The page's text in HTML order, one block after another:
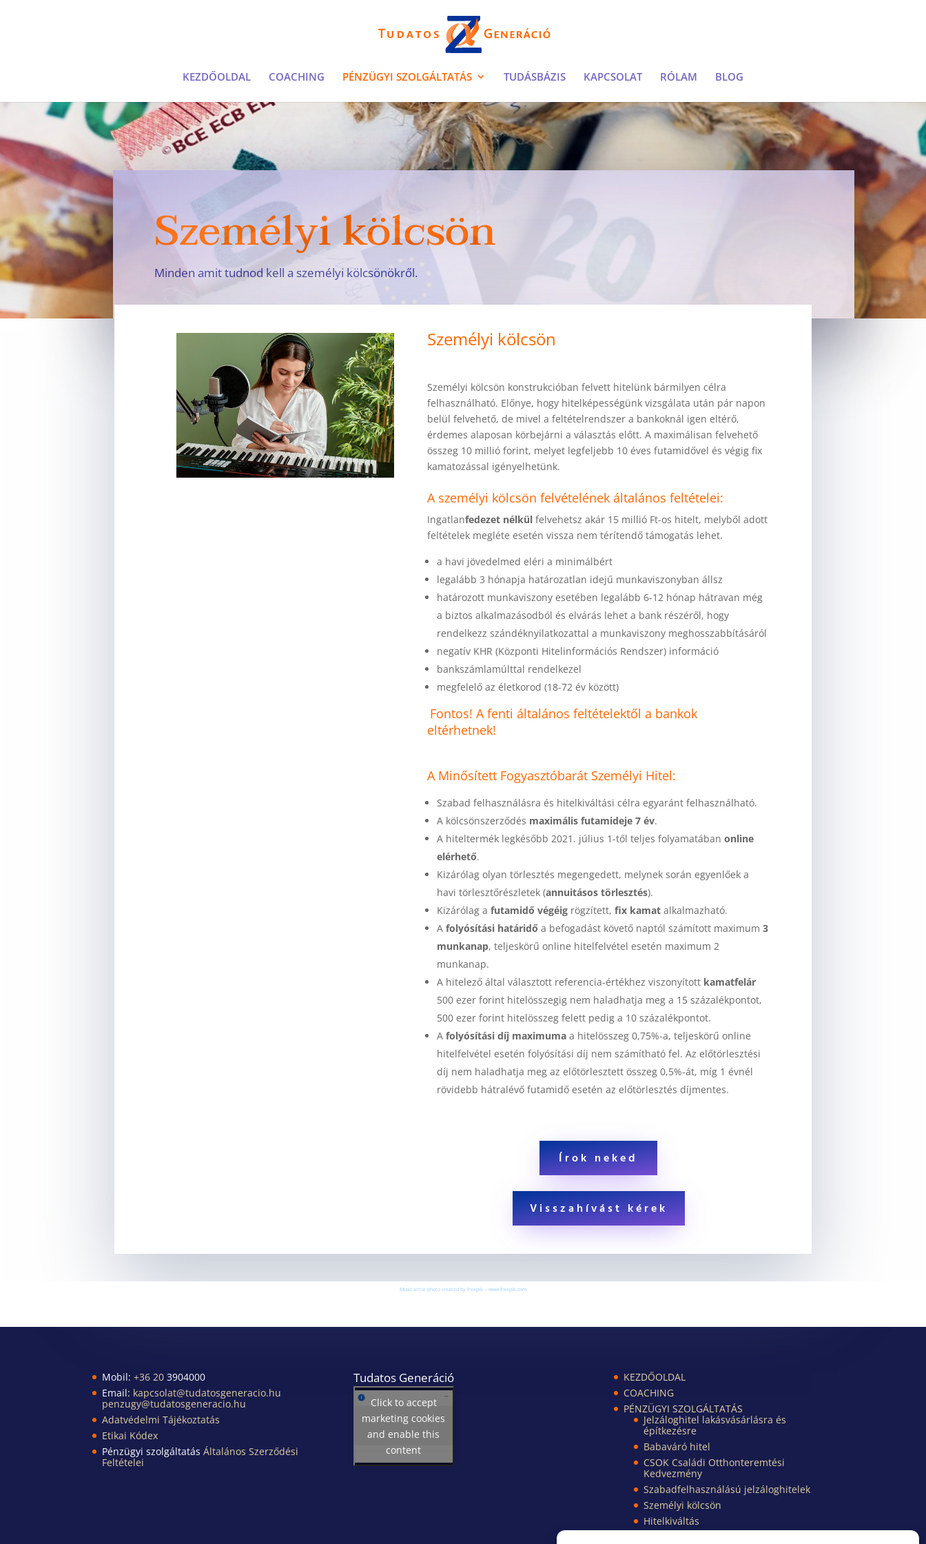
KEZDŐOLDAL COACHING PÉNZÜGYI SZOLGÁLTATÁS TUDÁSBÁZIS KAPCSOLAT RÓLAM BLOG
Személyi kölcsön
Minden amit tudnod kell a személyi kölcsönökről.
Személyi kölcsön
Személyi kölcsön konstrukcióban felvett hitelünk bármilyen célra
felhasználható. Előnye, hogy hitelképességünk vizsgálata után pár napon
belül felvehető, de mivel a feltételrendszer a bankoknál igen eltérő,
érdemes alaposan körbejárni a választás előtt. A maximálisan felvehető
összeg 10 millió forint, melyet legfeljebb 10 éves futamidővel és végig fix
kamatozással igényelhetünk.
A személyi kölcsön felvételének általános feltételei:
Ingatlanfedezet nélkülfelvehetsz akár 15 millió Ft-os hitelt, melyből adott
feltételek megléte esetén vissza nem térítendő támogatás lehet.
a havi jövedelmed eléri a minimálbért
legalább 3 hónapja határozatlan idejű munkaviszonyban állsz
határozott munkaviszony esetében legalább 6-12 hónap hátravan még
a biztos alkalmazásodból és elvárás lehet a bank részéről, hogy
rendelkezz szándéknyilatkozattal a munkaviszony meghosszabbításáról
negatív KHR (Központi Hitelinformációs Rendszer) információ
bankszámlamúlttal rendelkezel
megfelelő az életkorod (18-72 év között)
Fontos! A fenti általános feltételektől a bankok
eltérhetnek!
A Minősített Fogyasztóbarát Személyi Hitel:
Szabad felhasználásra és hitelkiváltási célra egyaránt felhasználható.
A kölcsönszerződés maximális futamideje 7 év.
A hiteltermék legkésőbb 2021. július 1-től teljes folyamatában online
elérhető.
Kizárólag olyan törlesztés megengedett, melynek során egyenlőek a
havi törlesztőrészletek (annuitásos törlesztés).
Kizárólag a futamidő végéigrögzített, fix kamatalkalmazható.
A folyósítási határidőa befogadást követő naptól számított maximum 3
munkanap, teljeskörű online hitelfelvétel esetén maximum 2
munkanap.
A hitelező által választott referencia-értékhez viszonyított kamatfelár
500 ezer forint hitelösszegig nem haladhatja meg a 15 százalékpontot,
500 ezer forint hitelösszeg felett pedig a 10 százalékpontot.
A folyósítási díj maximumaa hitelösszeg 0,75%-a, teljeskörű online
hitelfelvétel esetén folyósítási díj nem számítható fel. Az előtörlesztési
díj nem haladhatja meg az előtörlesztett összeg 0,5%-át, míg 1 évnél
rövidebb hátralévő futamidő esetén az előtörlesztés díjmentes.
Írok neked
Visszahívást kérek
Music artist photo created by freepik – www.freepik.com
Mobil:+36 203904000
Email: kapcsolat@tudatosgeneracio.hu
penzugy@tudatosgeneracio.hu
Adatvédelmi Tájékoztatás
Etikai Kódex
Pénzügyi szolgáltatásÁltalános Szerződési
Feltételei
Tudatos Generáció
Click to accept
marketing cookies
and enable this
content
KEZDŐOLDAL
COACHING
PÉNZÜGYI SZOLGÁLTATÁS
Jelzáloghitel lakásvásárlásra és
építkezésre
Babaváró hitel
CSOK Családi Otthonteremtési
Kedvezmény
Szabadfelhasználású jelzáloghitelek
Személyi kölcsön
Hitelkiváltás